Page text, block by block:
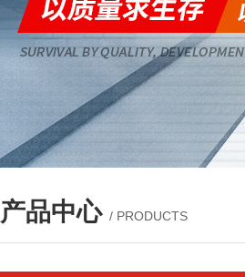
产品中心 / PRODUCTS